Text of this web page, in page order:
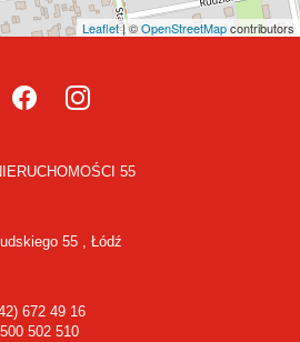
Leaflet| ©OpenStreetMapcontributors
55
55 , Łódź
672 49 16
500 502 510